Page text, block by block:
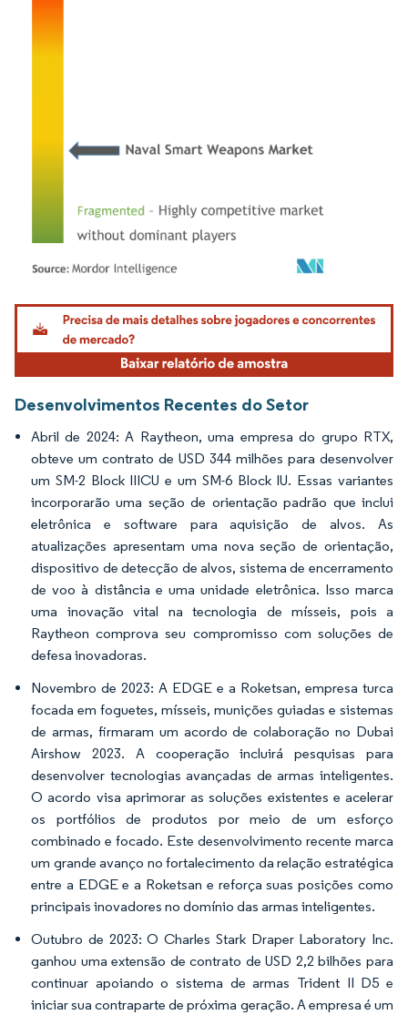
Imagem © Mordor Intelligence. O reuso requer atribuição conforme CC BY 4.0.
Desenvolvimentos Recentes do Setor
Abril de 2024: A Raytheon, uma empresa do grupo RTX,
obteve um contrato de USD 344 milhões para desenvolver
um SM-2 Block IIICU e um SM-6 Block IU. Essas variantes
incorporarão uma seção de orientação padrão que inclui
eletrônica e software para aquisição de alvos. As
atualizações apresentam uma nova seção de orientação,
dispositivo de detecção de alvos, sistema de encerramento
de voo à distância e uma unidade eletrônica. Isso marca
uma inovação vital na tecnologia de mísseis, pois a
Raytheon comprova seu compromisso com soluções de
defesa inovadoras.
Novembro de 2023: A EDGE e a Roketsan, empresa turca
focada em foguetes, mísseis, munições guiadas e sistemas
de armas, firmaram um acordo de colaboração no Dubai
Airshow 2023. A cooperação incluirá pesquisas para
desenvolver tecnologias avançadas de armas inteligentes.
O acordo visa aprimorar as soluções existentes e acelerar
os portfólios de produtos por meio de um esforço
combinado e focado. Este desenvolvimento recente marca
um grande avanço no fortalecimento da relação estratégica
entre a EDGE e a Roketsan e reforça suas posições como
principais inovadores no domínio das armas inteligentes.
Outubro de 2023: O Charles Stark Draper Laboratory Inc.
ganhou uma extensão de contrato de USD 2,2 bilhões para
continuar apoiando o sistema de armas Trident II D5 e
iniciar sua contraparte de próxima geração. A empresa é um